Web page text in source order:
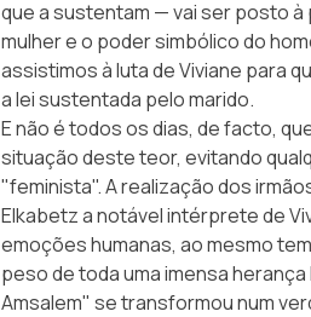
que a sustentam — vai ser posto
mulher e o poder simbólico do
assistimos à luta de Viviane para
a lei sustentada pelo marido.
E não é todos os dias, de facto,
situação deste teor, evitando
"feminista". A realização dos
Elkabetz a notável intérprete de
emoções humanas, ao mesmo
peso de toda uma imensa
Amsalem" se transformou num